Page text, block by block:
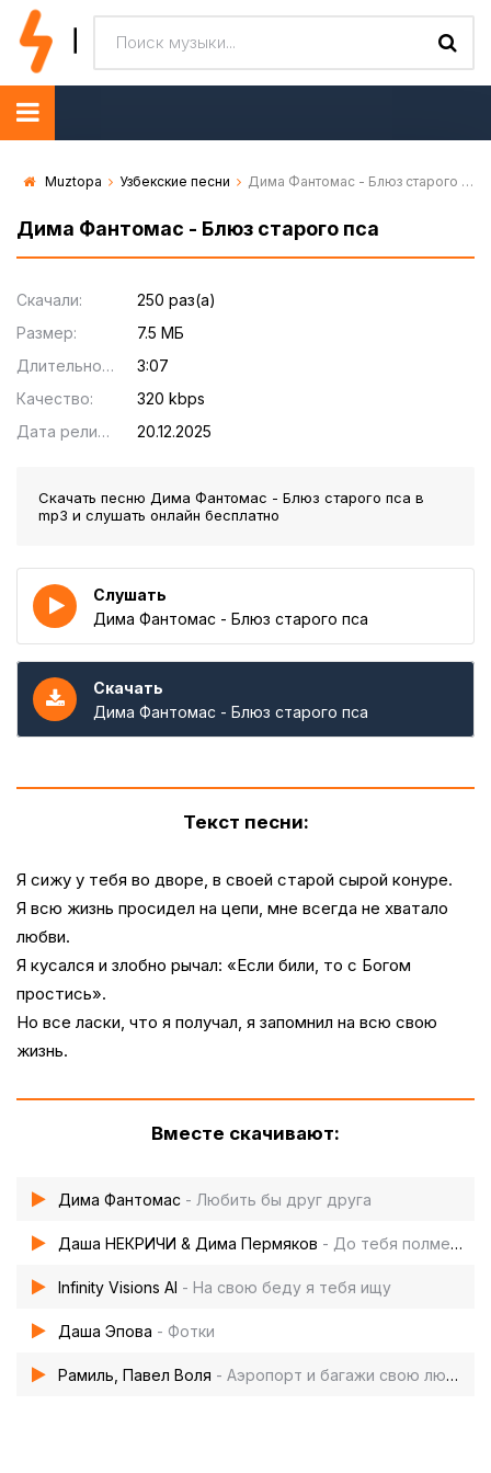
Muztopa Узбекские песни Дима Фантомас - Блюз старого пса
Дима Фантомас - Блюз старого пса
Скачали:
250 раз(а)
Размер:
7.5 МБ
Длительность:
3:07
Качество:
320 kbps
Дата релиза:
20.12.2025
Скачать песню Дима Фантомас - Блюз старого пса в
mp3 и слушать онлайн бесплатно
Слушать
Дима Фантомас - Блюз старого пса
Скачать
Дима Фантомас - Блюз старого пса
Текст песни:
Я сижу у тебя во дворе, в своей старой сырой конуре.
Я всю жизнь просидел на цепи, мне всегда не хватало
любви.
Я кусался и злобно рычал: «Если били, то с Богом
простись».
Но все ласки, что я получал, я запомнил на всю свою
жизнь.
Вместе скачивают:
Дима Фантомас - Любить бы друг друга
Даша НЕКРИЧИ & Дима Пермяков - До тебя полметра
Infinity Visions AI - На свою беду я тебя ищу
Даша Эпова - Фотки
Рамиль, Павел Воля - Аэропорт и багажи свою любовь мне покажи